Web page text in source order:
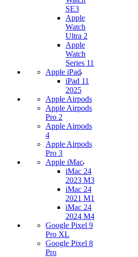
SE3
Apple
Watch
Ultra 2
Apple
Watch
Series 11
Apple iPad
iPad 11
2025
Apple Airpods
Apple Airpods
Pro 2
Apple Airpods
4
Apple Airpods
Pro 3
Apple iMac
iMac 24
2023 M3
iMac 24
2021 M1
iMac 24
2024 M4
Google Pixel 9
Pro XL
Google Pixel 8
Pro